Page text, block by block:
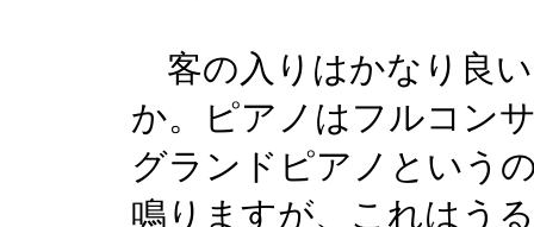
客の入りはかなり良
か。ピアノはフルコン
グランドピアノという
鳴りますが、これはう